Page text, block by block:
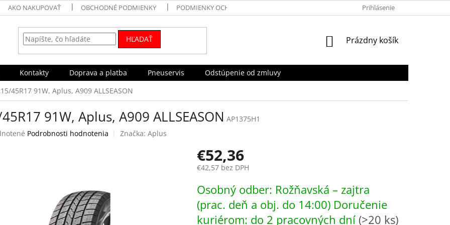
AKO NAKUPOVAŤ OBCHODNÉ PODMIENKY PODMIENKY OCHRANY OSOBNÝCH ÚDAJOV Prihlásenie
HĽADAŤ
NÁKUPNÝ
Prázdny košík
Kontakty Doprava a platba Pneuservis
Odstúpenie od zmluvy
45R17 91W, Aplus, A909 ALLSEASON
91W, Aplus, A909 ALLSEASON AP1375H1
Podrobnosti hodnotenia Značka: Aplus
€52,36
€42,57 bez DPH
cena:
Osobný odber: Rožňavská – zajtra
(prac. deň a obj. do 14:00) Doručenie
kuriérom: do 2 pracovných dní (>20 ks)